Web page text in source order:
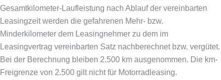
Gesamtkilometer-Laufleistung nach Ablauf der vereinbarten
Leasingzeit werden die gefahrenen Mehr- bzw.
Minderkilometer dem Leasingnehmer zu dem im
Leasingvertrag vereinbarten Satz nachberechnet bzw. vergütet.
Bei der Berechnung bleiben 2.500 km ausgenommen. Die km-
Freigrenze von 2.500 gilt nicht für Motorradleasing.